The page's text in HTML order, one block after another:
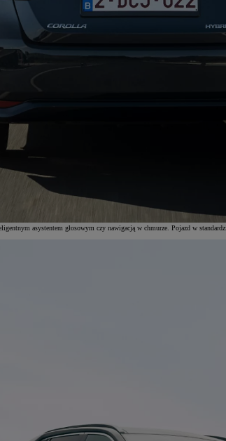
asystentem głosowym czy nawigacją w chmurze. Pojazd w